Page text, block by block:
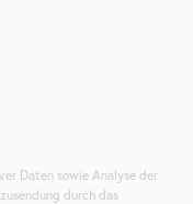
Daten sowie Analyse der
durch das